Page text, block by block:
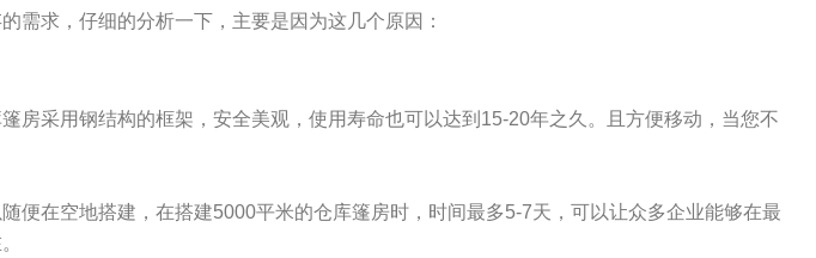
需求，仔细的分析一下，主要是因为这几个原因：
采用钢结构的框架，安全美观，使用寿命也可以达到15-20年之久。且方便移动，当您不
在空地搭建，在搭建5000平米的仓库篷房时，时间最多5-7天，可以让众多企业能够在最